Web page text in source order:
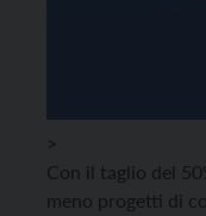
>
Con il taglio del
meno progetti di